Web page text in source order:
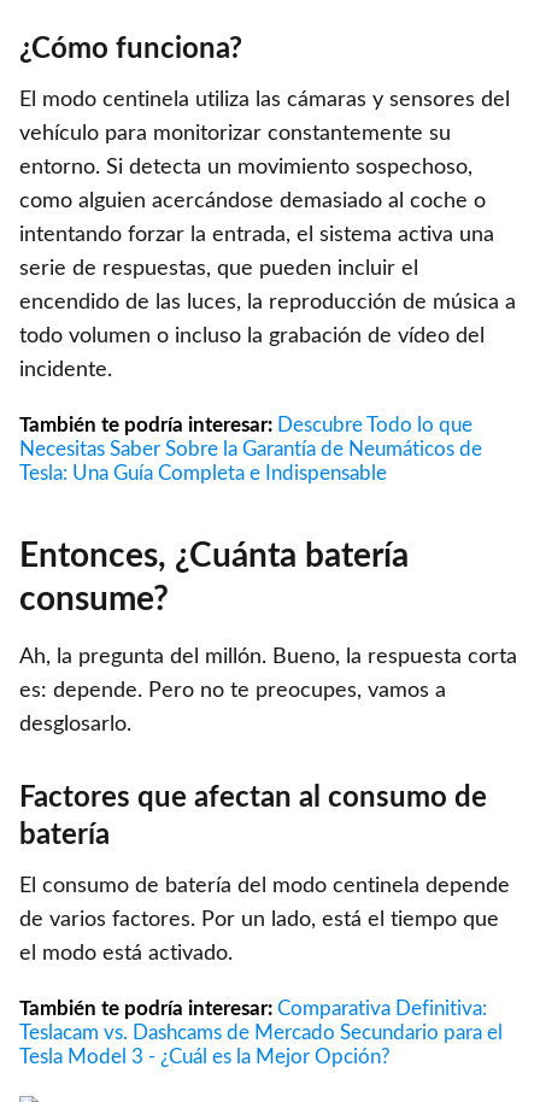
¿Cómo funciona?
El modo centinela utiliza las cámaras y sensores del
vehículo para monitorizar constantemente su
entorno. Si detecta un movimiento sospechoso,
como alguien acercándose demasiado al coche o
intentando forzar la entrada, el sistema activa una
serie de respuestas, que pueden incluir el
encendido de las luces, la reproducción de música a
todo volumen o incluso la grabación de vídeo del
incidente.
También te podría interesar: Descubre Todo lo que
Necesitas Saber Sobre la Garantía de Neumáticos de
Tesla: Una Guía Completa e Indispensable
Entonces, ¿Cuánta batería
consume?
Ah, la pregunta del millón. Bueno, la respuesta corta
es: depende. Pero no te preocupes, vamos a
desglosarlo.
Factores que afectan al consumo de
batería
El consumo de batería del modo centinela depende
de varios factores. Por un lado, está el tiempo que
el modo está activado.
También te podría interesar: Comparativa Definitiva:
Teslacam vs. Dashcams de Mercado Secundario para el
Tesla Model 3 - ¿Cuál es la Mejor Opción?